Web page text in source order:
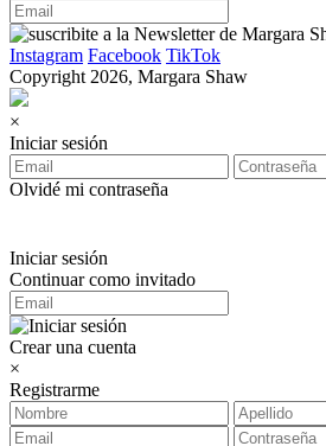
Instagram Facebook TikTok
Copyright 2026, Margara Shaw
×
Iniciar sesión
Olvidé mi contraseña
Iniciar sesión
Continuar como invitado
Crear una cuenta
×
Registrarme